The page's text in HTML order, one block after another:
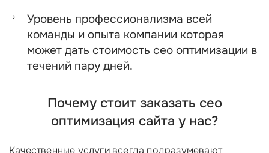
Уровень профессионализма всей
команды и опыта компании которая
может дать стоимость сео оптимизации в
течений пару дней.
Почему стоит заказать сео
оптимизация сайта у нас?
Качественные услуги всегда подразумевают